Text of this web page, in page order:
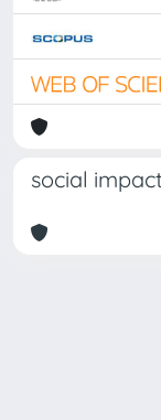
social impact